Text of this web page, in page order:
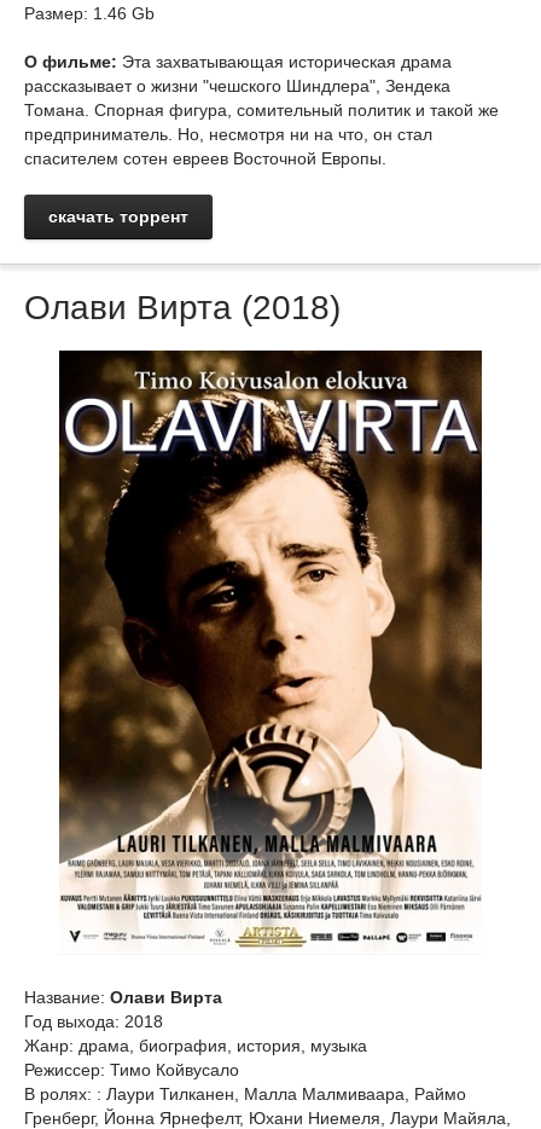
Размер: 1.46 Gb
О фильме: Эта захватывающая историческая драма
рассказывает о жизни "чешского Шиндлера", Зендека
Томана. Спорная фигура, сомительный политик и такой же
предприниматель. Но, несмотря ни на что, он стал
спасителем сотен евреев Восточной Европы.
скачать торрент
Олави Вирта (2018)
Название: Олави Вирта
Год выхода: 2018
Жанр: драма, биография, история, музыка
Режиссер: Тимо Койвусало
В ролях: : Лаури Тилканен, Малла Малмиваара, Раймо
Гренберг, Йонна Ярнефелт, Юхани Ниемеля, Лаури Майяла,